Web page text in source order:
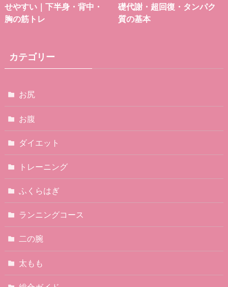
せやすい｜下半身・背中・
胸の筋トレ
礎代謝・超回復・タンパク
質の基本
カテゴリー
お尻
お腹
ダイエット
トレーニング
ふくらはぎ
ランニングコース
二の腕
太もも